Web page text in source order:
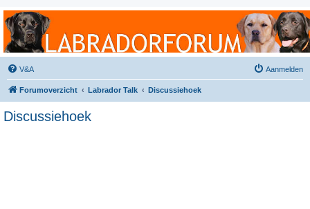
Labradorforum
Het gezelligste Labradorforum van Nederland en België!
V&A Aanmelden
Forumoverzicht Labrador Talk Discussiehoek
Discussiehoek